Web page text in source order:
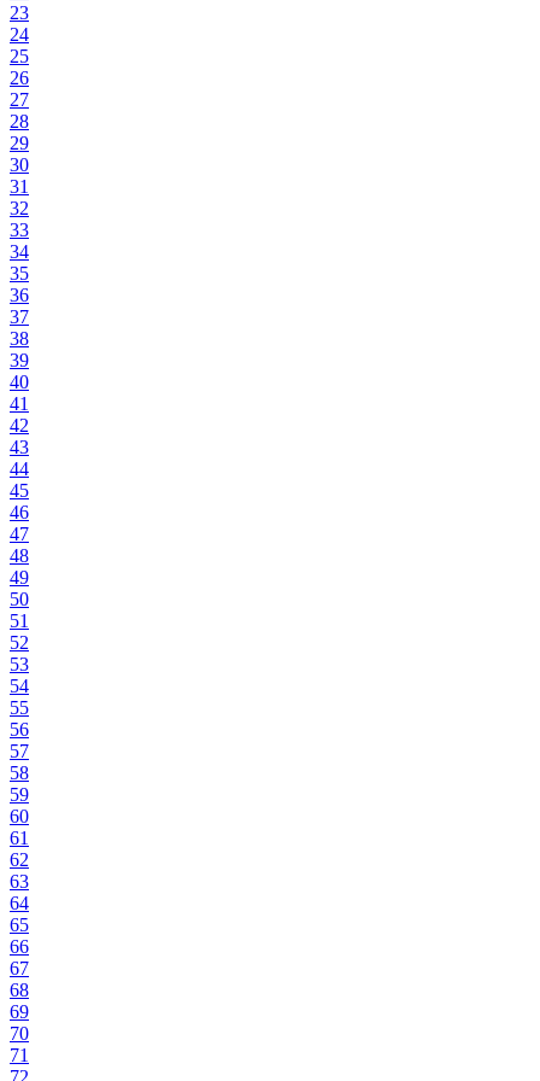
23
24
25
26
27
28
29
30
31
32
33
34
35
36
37
38
39
40
41
42
43
44
45
46
47
48
49
50
51
52
53
54
55
56
57
58
59
60
61
62
63
64
65
66
67
68
69
70
71
72